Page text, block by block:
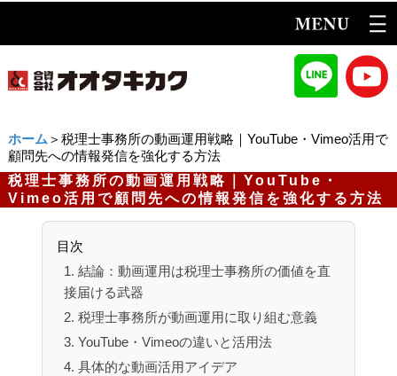
ホーム ＞税理士事務所の動画運用戦略｜YouTube・Vimeo活用で
顧問先への情報発信を強化する方法
税理士事務所の動画運用戦略｜YouTube・
Vimeo活用で顧問先への情報発信を強化する方法
目次
1. 結論：動画運用は税理士事務所の価値を直
接届ける武器
2. 税理士事務所が動画運用に取り組む意義
3. YouTube・Vimeoの違いと活用法
4. 具体的な動画活用アイデア